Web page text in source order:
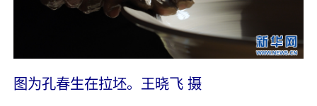
图为孔春生在拉坯。王晓飞 摄